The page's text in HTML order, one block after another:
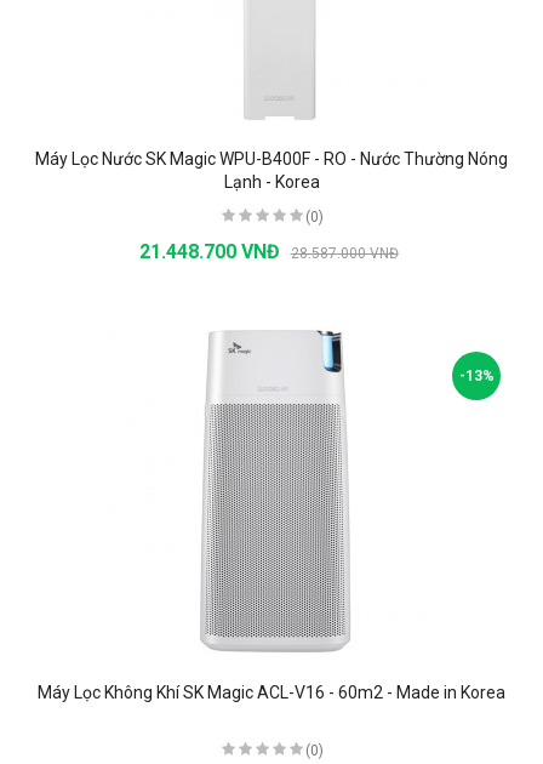
Máy Lọc Nước SK Magic WPU-B400F - RO - Nước Thường Nóng
Lạnh - Korea
(0)
21.448.700 VNĐ 28.587.000 VNĐ
-13%
Máy Lọc Không Khí SK Magic ACL-V16 - 60m2 - Made in Korea
(0)